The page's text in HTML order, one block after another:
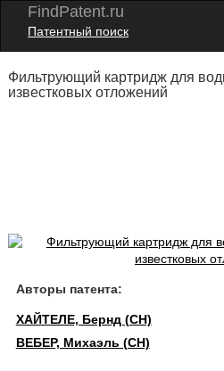
FindPatent.ru
Патентный поиск
Фильтрующий картридж для
известковых отложений
Авторы патента:
ХАЙТЕЛЕ, Бернд (CH)
ВЕБЕР, Михаэль (CH)